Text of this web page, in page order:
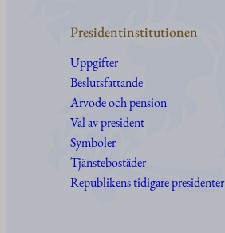
Presidentinstitutionen
Uppgifter
Beslutsfattande
Arvode och pension
Val av president
Symboler
Tjänstebostäder
Republikens tidigare presidenter